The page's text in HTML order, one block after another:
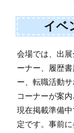
イベ
会場では、出
ーナー、履歴
ー、転職活動
コーナーが案
現在掲載準備
定です。事前